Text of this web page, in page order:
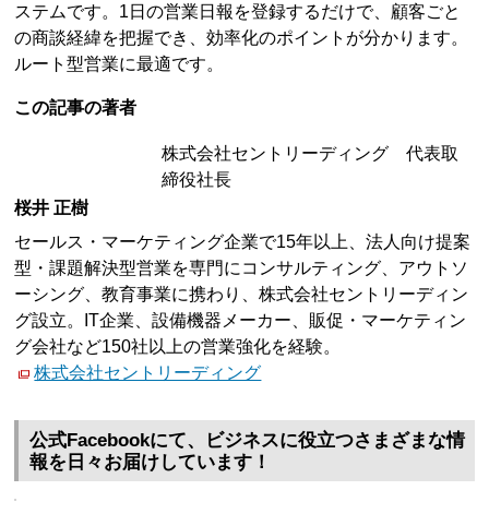
ステムです。1日の営業日報を登録するだけで、顧客ごと
の商談経緯を把握でき、効率化のポイントが分かります。
ルート型営業に最適です。
この記事の著者
株式会社セントリーディング 代表取
締役社長
桜井 正樹
セールス・マーケティング企業で15年以上、法人向け提案
型・課題解決型営業を専門にコンサルティング、アウトソ
ーシング、教育事業に携わり、株式会社セントリーディン
グ設立。IT企業、設備機器メーカー、販促・マーケティン
グ会社など150社以上の営業強化を経験。
株式会社セントリーディング
公式Facebookにて、ビジネスに役立つさまざまな情
報を日々お届けしています！